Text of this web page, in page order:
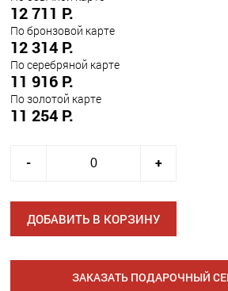
12 711 Р.
По бронзовой карте
12 314 Р.
По серебряной карте
11 916 Р.
По золотой карте
11 254 Р.
- +
ДОБАВИТЬ В КОРЗИНУ
ЗАКАЗАТЬ ПОДАРОЧНЫЙ